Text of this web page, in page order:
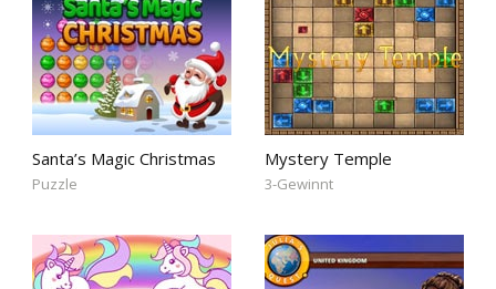
Santa’s Magic Christmas
Puzzle
Mystery Temple
3-Gewinnt